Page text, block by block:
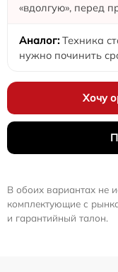
«вдолгую», перед
Техника
нужно починить
Хочу
В обоих вариантах не
комплектующие с
и гарантийный талон.